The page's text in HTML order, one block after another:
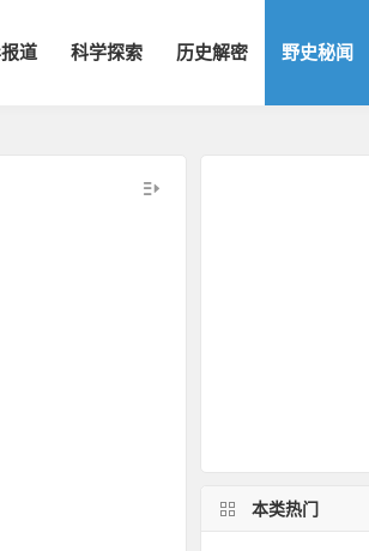
道 科学探索 历史解密 野史秘闻
本类热门